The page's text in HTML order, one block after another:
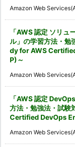
Amazon Web
「AWS 認定 ソリュ
ル」の学習方法・勉
dy for AWS
P)～
Amazon Web
「AWS 認定
方法・勉強法・試
Certified DevOps
Amazon Web